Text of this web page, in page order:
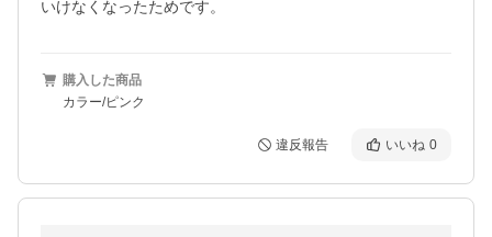
いけなくなったためです。
購入した商品
カラー/ピンク
違反報告 いいね 0